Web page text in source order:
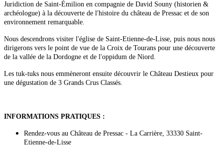
Juridiction de Saint-Émilion en compagnie de David Souny (historien &
archéologue) à la découverte de l'histoire du château de Pressac et de son
environnement remarquable.
Nous descendrons visiter l'église de Saint-Etienne-de-Lisse, puis nous nous
dirigerons vers le point de vue de la Croix de Tourans pour une découverte
de la vallée de la Dordogne et de l'oppidum de Niord.
Les tuk-tuks nous emmèneront ensuite découvrir le Château Destieux pour
une dégustation de 3 Grands Crus Classés.
INFORMATIONS PRATIQUES :
Rendez-vous au Château de Pressac - La Carrière, 33330 Saint-
Etienne-de-Lisse